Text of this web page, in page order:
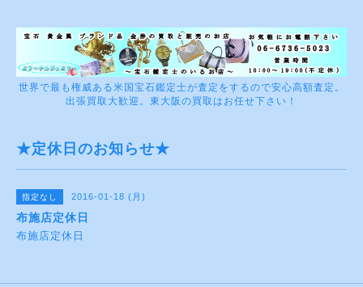
世界で最も権威ある米国宝石鑑定士が査定をするので安心高額査定。
出張買取大歓迎。東大阪の買取はお任せ下さい！
★定休日のお知らせ★
指定なし 2016-01-18 (月)
布施店定休日
布施店定休日